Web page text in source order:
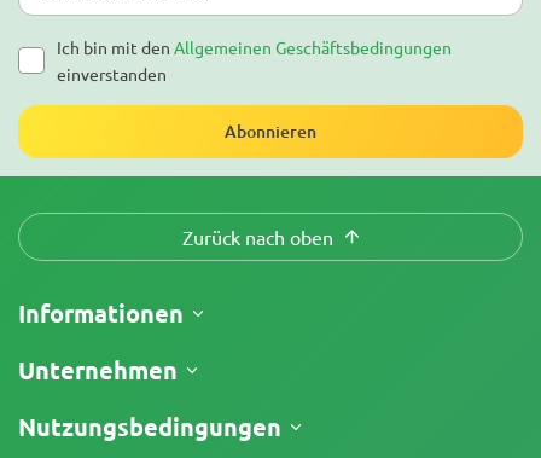
Ich bin mit den Allgemeinen Geschäftsbedingungen
einverstanden
Abonnieren
Zurück nach oben
Informationen
Versand
Rückgaberecht
Unternehmen
Über uns
Nutzungsbedingungen